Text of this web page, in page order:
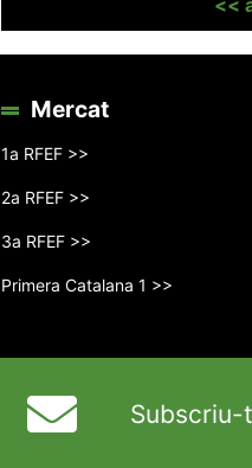
<<
Mercat
1a RFEF >>
2a RFEF >>
3a RFEF >>
Primera Catalana 1 >>